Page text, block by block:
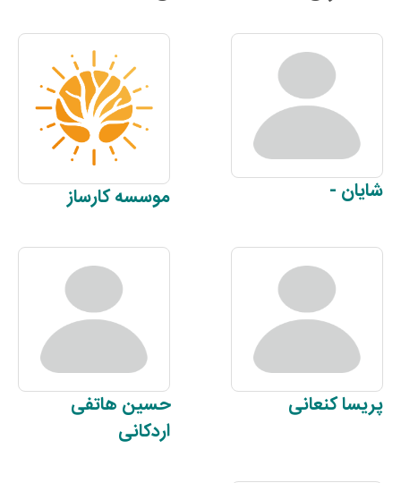
شایان - موسسهکارساز
پریساکنعانی حسین هاتفی
اردکانی